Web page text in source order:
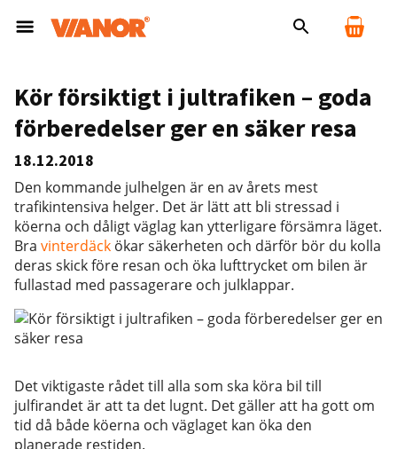
Kör försiktigt i jultrafiken – goda
förberedelser ger en säker resa
18.12.2018
Den kommande julhelgen är en av årets mest
trafikintensiva helger. Det är lätt att bli stressad i
köerna och dåligt väglag kan ytterligare försämra läget.
Bra vinterdäck ökar säkerheten och därför bör du kolla
deras skick före resan och öka lufttrycket om bilen är
fullastad med passagerare och julklappar.
Det viktigaste rådet till alla som ska köra bil till
julfirandet är att ta det lugnt. Det gäller att ha gott om
tid då både köerna och väglaget kan öka den
planerade restiden.